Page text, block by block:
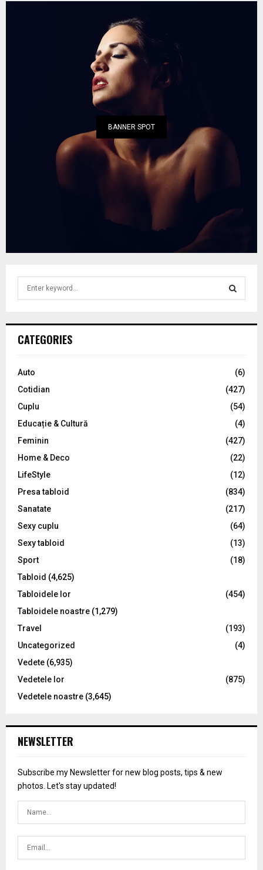
BANNER SPOT
h
o
:
C
CATEGORIES
Auto
(6)
Cotidian
(427)
Cuplu
(54)
Educație & Cultură
(4)
Feminin
(427)
Home & Deco
(22)
LifeStyle
(12)
Presa tabloid
(834)
Sanatate
(217)
Sexy cuplu
(64)
Sexy tabloid
(13)
Sport
(18)
Tabloid (4,625)
Tabloidele lor
(454)
Tabloidele noastre (1,279)
Travel
(193)
Uncategorized
(4)
Vedete (6,935)
Vedetele lor
(875)
Vedetele noastre (3,645)
NEWSLETTER
Subscribe my Newsletter for new blog posts, tips & new
photos. Let's stay updated!